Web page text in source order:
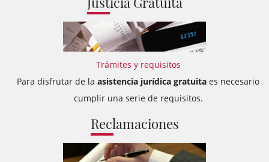
Trámites y requisitos
Para disfrutar de la asistencia jurídica gratuita es necesario
cumplir una serie de requisitos.
Reclamaciones